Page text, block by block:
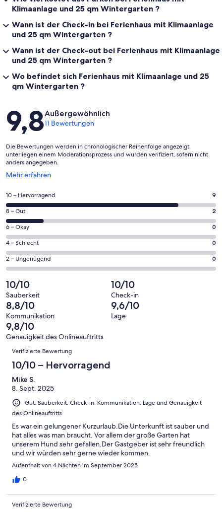
Klimaanlage und 25 qm Wintergarten ?
Wann ist der Check-in bei Ferienhaus mit Klimaanlage
und 25 qm Wintergarten ?
Wann ist der Check-out bei Ferienhaus mit Klimaanlage
und 25 qm Wintergarten ?
Wo befindet sich Ferienhaus mit Klimaanlage und 25
qm Wintergarten ?
Bewertungen
9,8Außergewöhnlich
11 Bewertungen
Die Bewertungen werden in chronologischer Reihenfolge angezeigt,
unterliegen einem Moderationsprozess und wurden verifiziert, sofern nicht
anders angegeben.
Mehr erfahren
Wird
einem
neuen
Fenster
geöffnet
9
von
insgesamt
11
Gästebewertungen
haben
eine
Bewertung
von
10
-
Hervorragend
10 – Hervorragend 9
2
von
insgesamt
11
Gästebewertungen
haben
Bewertung
von
8
-
Gut
8 – Gut 2
0
von
insgesamt
11
Gästebewertungen
haben
eine
Bewertung
von
6
-
Okay
6 – Okay 0
0
von
insgesamt
Gästebewertungen
haben
eine
Bewertung
von
4
4 – Schlecht 0
0
von
insgesamt
11
Gästebewertungen
haben
eine
Bewertung
2 – Ungenügend 0
10/10
Sauberkeit
10/10
Check-in
8,8/10
Kommunikation
9,6/10
Lage
9,8/10
Genauigkeit des Onlineauftritts
Bewertungen
Verifizierte Bewertung
10/10 – Hervorragend
Mike S.
8. Sept. 2025
Gut: Sauberkeit, Check-in, Kommunikation, Lage und Genauigkeit
des Onlineauftritts
Es war ein gelungener Kurzurlaub.Die Unterkunft ist sauber und
hat alles was man braucht. Vor allem der große Garten hat
unserem Hund sehr gefallen.Der Gastgeber ist sehr freundlich
und wir würden sehr gerne wieder kommen.
Aufenthalt von 4 Nächten im September 2025
0
Verifizierte Bewertung